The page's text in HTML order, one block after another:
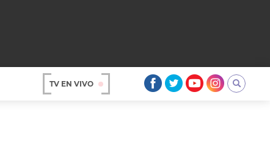
TV EN VIVO